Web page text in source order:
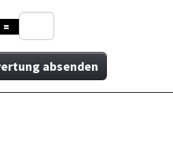
absenden